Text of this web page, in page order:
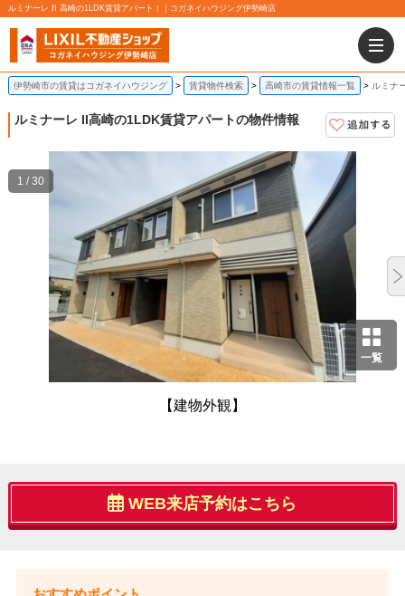
ルミナーレ II 高崎の1LDK賃貸アパート！｜コガネイハウジング伊勢崎店
伊勢崎市の賃貸はコガネイハウジング 賃貸物件検索 高崎市の賃貸情報一覧 ルミナ
ルミナーレ II高崎の1LDK賃貸アパートの物件情報
一覧
【建物外観】
1 / 30
WEB来店予約はこちら